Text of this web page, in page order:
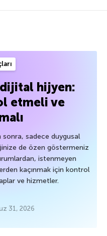
dijital hijyen:
etmeli ve
sonra, sadece duygusal
de özen göstermeniz
istenmeyen
kaçınmak için kontrol
ve hizmetler.
31, 2026